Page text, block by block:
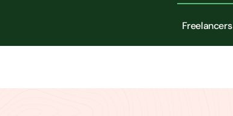
Freelancers